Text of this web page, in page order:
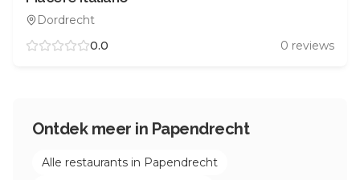
Dordrecht
0.0 0 reviews
Ontdek meer in Papendrecht
Alle restaurants in Papendrecht